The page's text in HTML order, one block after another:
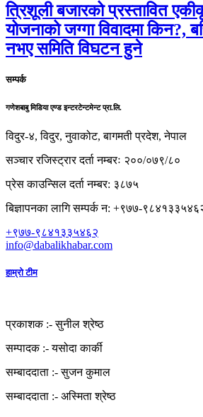
त्रिशूली बजारको प्रस्तावित
योजनाको जग्गा विवादमा किन?,
नभए समिति विघटन हुने
सम्पर्क
गणेशबाबु मिडिया एण्ड इन्टरटेन्टमेन्ट प्रा.लि.
विदुर-४, विदुर, नुवाकोट, बागमती प्रदेश, नेपाल
सञ्चार रजिस्ट्रार दर्ता नम्बरः २००/०७९/८०
प्रेस काउन्सिल दर्ता नम्बर: ३८७५
बिज्ञापनका लागि सम्पर्क न: +९७७-
+९७७-९८४१३३५४६२
info@dabalikhabar.com
हाम्रो टीम
प्रकाशक :-सुनील श्रेष्ठ
सम्पादक :-यसोदा कार्की
सम्बाददाता :-सुजन कुमाल
सम्बाददाता :- अस्मिता श्रेष्ठ